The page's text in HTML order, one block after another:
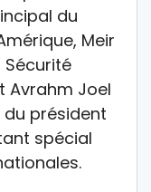
du
Meir
Sécurité
Avrahm Joel
président
spécial